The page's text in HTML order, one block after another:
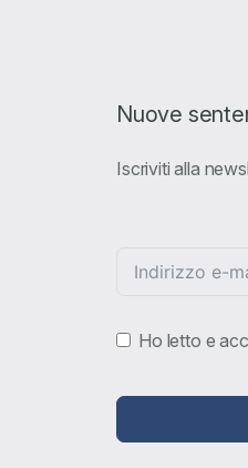
Nuove
Iscriviti alla
Ho letto e